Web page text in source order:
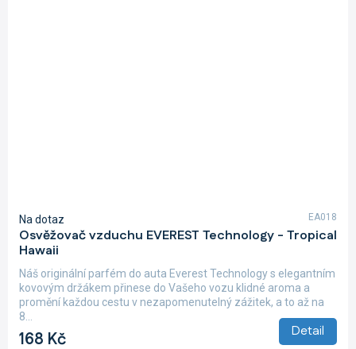
Osvěžovač vzduchu EVEREST Technology - Tropical
Hawaii
Na dotaz
168 Kč Detail
Náš originální parfém do auta Everest Technology s elegantním
kovovým držákem přinese do Vašeho vozu klidné aroma a
promění každou cestu v nezapomenutelný zážitek, a to až na
8...
EA018